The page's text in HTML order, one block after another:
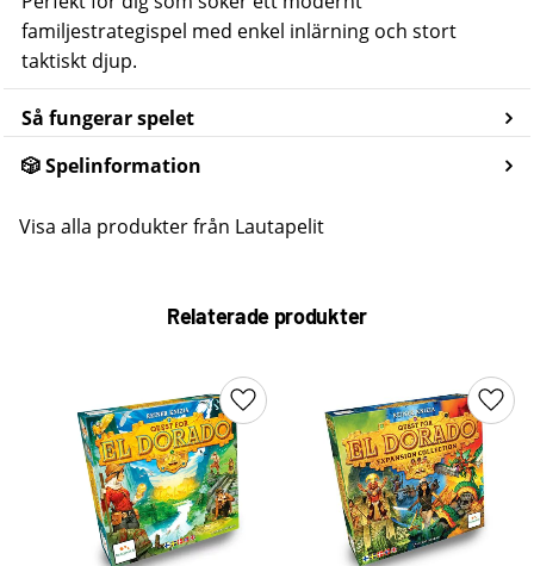
familjestrategispel med enkel inlärning och stort
taktiskt djup.
Så fungerar spelet
🎲 Spelinformation
Visa alla produkter från Lautapelit
Relaterade produkter
Lägg till i favoriter